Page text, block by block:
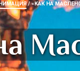
«КАК НА